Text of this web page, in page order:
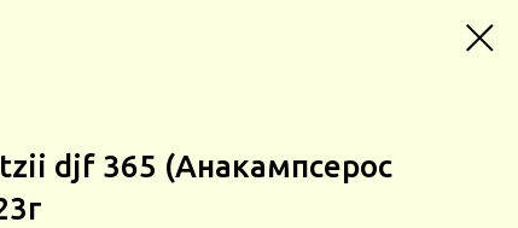
djf 365 (Анакампсерос